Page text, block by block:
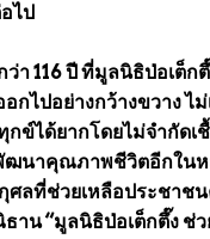
ไป
ว่า 116 ปี ที่มูลนิธิป่อเต็ก
อกไปอย่างกว้างขวาง ไ
กข์ได้ยากโดยไม่จำกัดเ
ฒนาคุณภาพชีวิตอีกในห
ลที่ช่วยเหลือประชาช
าน “มูลนิธิป่อเต็กตึ๊ง ช่